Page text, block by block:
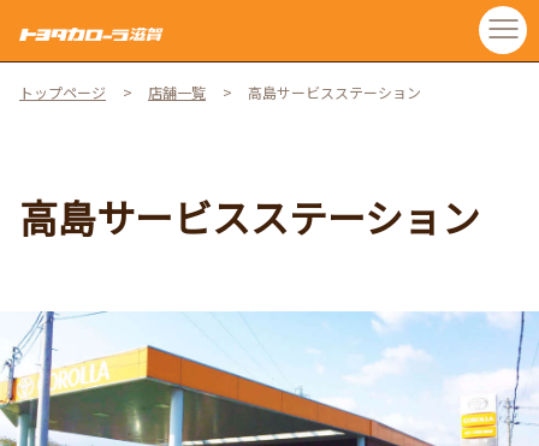
トップページ 店舗一覧 高島サービスステーション
高島サービスステーション